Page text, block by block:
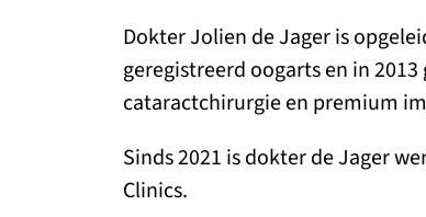
Dokter Jolien de Jager is
geregistreerd oogarts en in
cataractchirurgie en premium
Sinds 2021 is dokter de Jager
Clinics.